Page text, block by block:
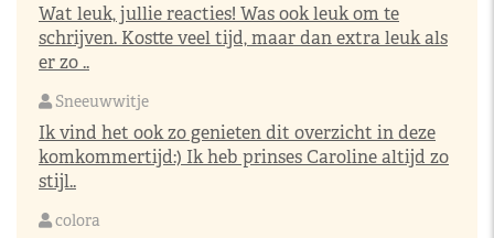
Wat leuk, jullie reacties! Was ook leuk om te
schrijven. Kostte veel tijd, maar dan extra leuk als
er zo ..
Sneeuwwitje
Ik vind het ook zo genieten dit overzicht in deze
komkommertijd:) Ik heb prinses Caroline altijd zo
stijl..
colora